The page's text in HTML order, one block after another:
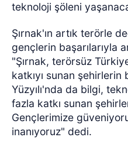
teknoloji şöleni
Şırnak'ın artık terörle
gençlerin başarılarıyla
"Şırnak, terörsüz
katkıyı sunan
Yüzyılı'nda da bilgi,
fazla katkı sunan
Gençlerimize
inanıyoruz" dedi.